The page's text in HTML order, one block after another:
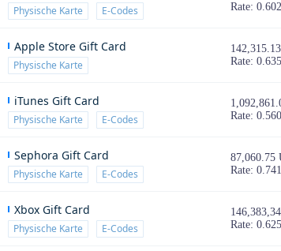
Physische Karte E-Codes
Rate: 0.602
Apple Store Gift Card
Physische Karte
Rate: 0.635
iTunes Gift Card
Physische Karte E-Codes
Rate: 0.560
Sephora Gift Card
Physische Karte E-Codes
87,060.75
Rate: 0.741
Xbox Gift Card
Physische Karte E-Codes
Rate: 0.625